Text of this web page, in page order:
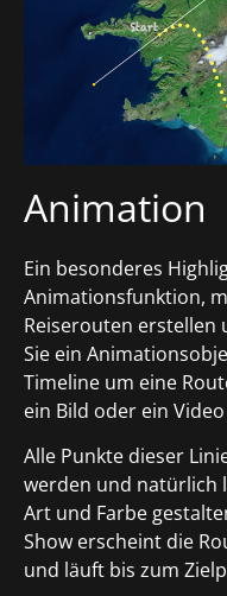
Animation
Ein besonderes
Animationsfunktion,
Reiserouten erstellen
Sie ein
Timeline um eine
ein Bild oder ein
Alle Punkte dieser
werden und natürlich
Art und Farbe
Show erscheint die
und läuft bis zum